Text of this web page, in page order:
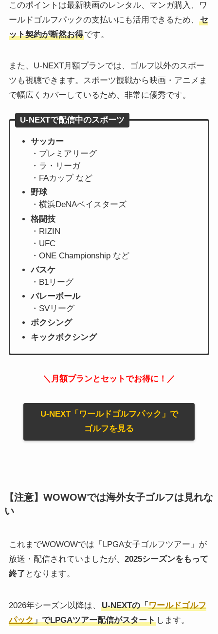
このポイントは最新映画のレンタル、マンガ購入、ワ
ールドゴルフパックの支払いにも活用できるため、
セ
ット契約が断然お得です。
また、U-NEXT月額プランでは、ゴルフ以外のスポー
ツも視聴できます。スポーツ観戦から映画・アニメま
で幅広くカバーしているため、非常に優秀です。
U-NEXTで配信中のスポーツ
サッカー
・プレミアリーグ
・ラ・リーガ
・FAカップ など
野球
・横浜DeNAベイスターズ
格闘技
・RIZIN
・UFC
・ONE Championship など
バスケ
・B1リーグ
バレーボール
・SVリーグ
ボクシング
キックボクシング
＼月額プランとセットでお得に！／
U-NEXT「ワールドゴルフパック」で
ゴルフを見る
【注意】WOWOWでは海外女子ゴルフは見れな
い
これまでWOWOWでは「LPGA女子ゴルフツアー」が
放送・配信されていましたが、 2025シーズンをもって
終了 となります。
2026年シーズン以降は、 U-NEXTの「ワールドゴルフ
パック」でLPGAツアー配信がスタートします。